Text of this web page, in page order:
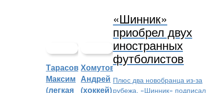
Тарасов
Максим
(легкая
Хомутов
Андрей
(хоккей)
«Шинник»
приобрел двух
иностранных
футболистов
Плюс два новобранца из-за
рубежа. «Шинник» подписал